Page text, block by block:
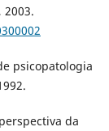
2003.
psicopatologia
da